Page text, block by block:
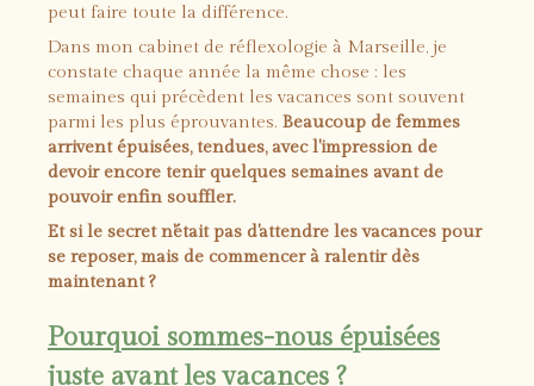
peut faire toute la différence.
Dans mon cabinet de réflexologie à Marseille, je
constate chaque année la même chose : les
semaines qui précèdent les vacances sont souvent
parmi les plus éprouvantes. Beaucoup de femmes
arrivent épuisées, tendues, avec l'impression de
devoir encore tenir quelques semaines avant de
pouvoir enfin souffler.
Et si le secret n'était pas d'attendre les vacances pour
se reposer, mais de commencer à ralentir dès
maintenant ?
Pourquoi sommes-nous épuisées
juste avant les vacances ?